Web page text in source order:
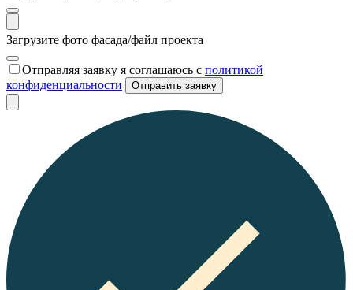
Загрузите фото фасада/файл проекта
Отправляя заявку я соглашаюсь с политикой
конфиденциальности
Отправить заявку